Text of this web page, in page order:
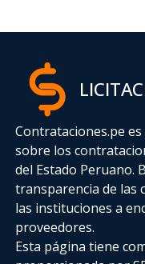
Contrataciones.pe
sobre los
del Estado Peruano.
transparencia de las
las instituciones a
proveedores.
Esta página tiene